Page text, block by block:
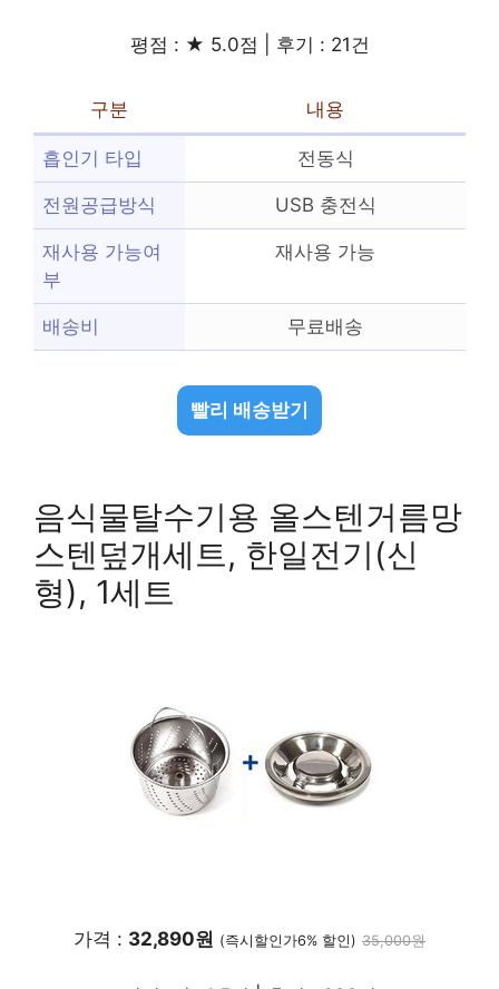
평점 : ★ 5.0점 | 후기 : 21건
구분 내용
흡인기 타입 전동식
전원공급방식 USB 충전식
재사용 가능여
부
재사용 가능
배송비 무료배송
빨리 배송받기
음식물탈수기용 올스텐거름망
스텐덮개세트, 한일전기(신
형), 1세트
가격 : 32,890원 (즉시할인가6% 할인) 35,000원